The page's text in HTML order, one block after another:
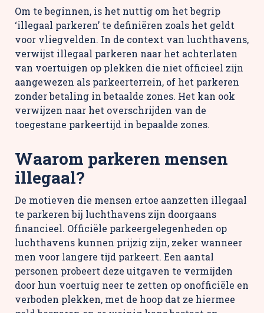
Om te beginnen, is het nuttig om het begrip
‘illegaal parkeren’ te definiëren zoals het geldt
voor vliegvelden. In de context van luchthavens,
verwijst illegaal parkeren naar het achterlaten
van voertuigen op plekken die niet officieel zijn
aangewezen als parkeerterrein, of het parkeren
zonder betaling in betaalde zones. Het kan ook
verwijzen naar het overschrijden van de
toegestane parkeertijd in bepaalde zones.
Waarom parkeren mensen
illegaal?
De motieven die mensen ertoe aanzetten illegaal
te parkeren bij luchthavens zijn doorgaans
financieel. Officiële parkeergelegenheden op
luchthavens kunnen prijzig zijn, zeker wanneer
men voor langere tijd parkeert. Een aantal
personen probeert deze uitgaven te vermijden
door hun voertuig neer te zetten op onofficiële en
verboden plekken, met de hoop dat ze hiermee